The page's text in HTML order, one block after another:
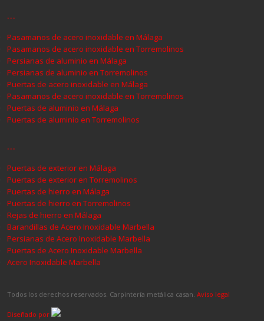
…
Pasamanos de acero inoxidable en Málaga
Pasamanos de acero inoxidable en Torremolinos
Persianas de aluminio en Málaga
Persianas de aluminio en Torremolinos
Puertas de acero inoxidable en Málaga
Pasamanos de acero inoxidable en Torremolinos
Puertas de aluminio en Málaga
Puertas de aluminio en Torremolinos
…
Puertas de exterior en Málaga
Puertas de exterior en Torremolinos
Puertas de hierro en Málaga
Puertas de hierro en Torremolinos
Rejas de hierro en Málaga
Barandillas de Acero Inoxidable Marbella
Persianas de Acero Inoxidable Marbella
Puertas de Acero Inoxidable Marbella
Acero Inoxidable Marbella
Todos los derechos reservados. Carpintería metálica casan.Aviso legal
Diseñado por